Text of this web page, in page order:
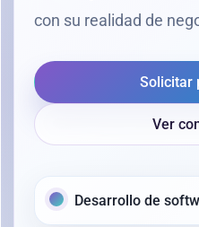
con su realidad de
Solicitar
Ver
Desarrollo de